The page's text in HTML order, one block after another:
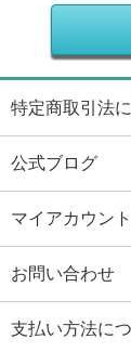
特定商取引法
公式ブログ
マイアカウント
お問い合わせ
支払い方法に